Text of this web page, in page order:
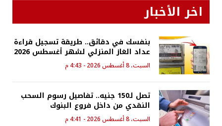
اخر الأخبار
بنفسك في دقائق.. طريقة تسجيل قراءة
عداد الغاز المنزلي لشهر أغسطس 2026
السبت، 8 أغسطس 2026 - 4:43 م
تصل لـ150 جنيه.. تفاصيل رسوم السحب
النقدي من داخل فروع البنوك
السبت، 8 أغسطس 2026 - 4:41 م